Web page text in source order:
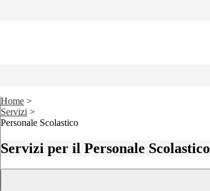
Home >
Servizi >
Personale Scolastico
Servizi per il Personale Scolastico